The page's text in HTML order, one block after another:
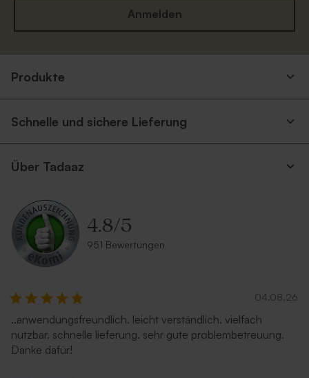
Anmelden
Produkte
Schnelle und sichere Lieferung
Über Tadaaz
4.8/5
951 Bewertungen
04.08.26
..anwendungsfreundlich. leicht verständlich. vielfach
nutzbar. schnelle lieferung. sehr gute problembetreuung.
Danke dafür!